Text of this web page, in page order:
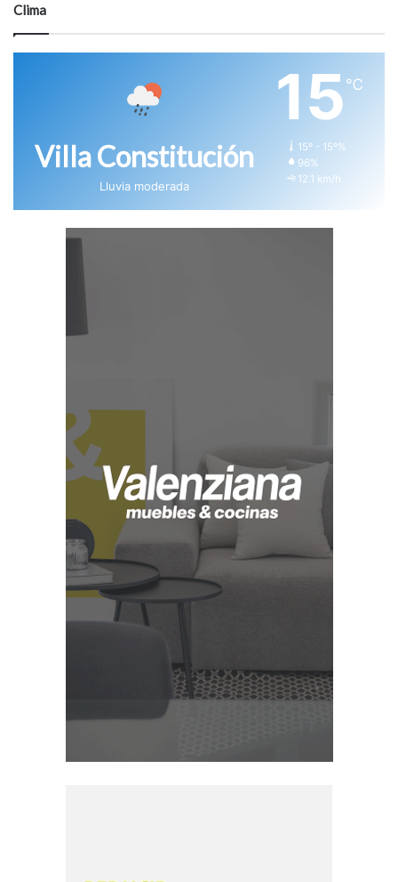
Clima
Villa Constitución
Lluvia moderada
15 ℃
15º - 15º%
96%
12.1 km/h